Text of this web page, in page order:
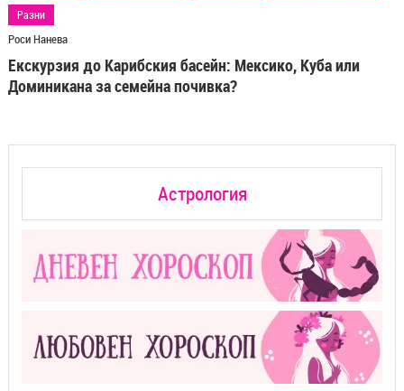
Разни
Роси Нанева
Екскурзия до Карибския басейн: Мексико, Куба или
Доминикана за семейна почивка?
Астрология